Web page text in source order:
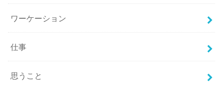
ワーケーション
仕事
思うこと